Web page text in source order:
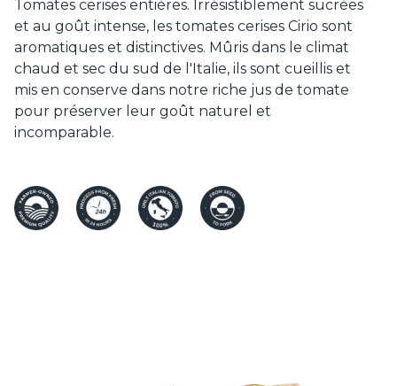
Tomates cerises entières. Irrésistiblement sucrées
et au goût intense, les tomates cerises Cirio sont
aromatiques et distinctives. Mûris dans le climat
chaud et sec du sud de l'Italie, ils sont cueillis et
mis en conserve dans notre riche jus de tomate
pour préserver leur goût naturel et
incomparable.